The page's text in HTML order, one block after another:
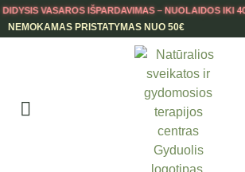
DIDYSIS VASAROS IŠPARDAVIMAS – NUOLAIDOS IKI
NEMOKAMAS PRISTATYMAS NUO 50€